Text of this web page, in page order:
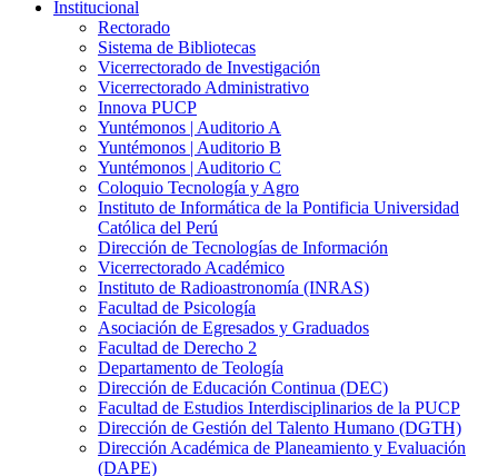
Institucional
Rectorado
Sistema de Bibliotecas
Vicerrectorado de Investigación
Vicerrectorado Administrativo
Innova PUCP
Yuntémonos | Auditorio A
Yuntémonos | Auditorio B
Yuntémonos | Auditorio C
Coloquio Tecnología y Agro
Instituto de Informática de la Pontificia Universidad
Católica del Perú
Dirección de Tecnologías de Información
Vicerrectorado Académico
Instituto de Radioastronomía (INRAS)
Facultad de Psicología
Asociación de Egresados y Graduados
Facultad de Derecho 2
Departamento de Teología
Dirección de Educación Continua (DEC)
Facultad de Estudios Interdisciplinarios de la PUCP
Dirección de Gestión del Talento Humano (DGTH)
Dirección Académica de Planeamiento y Evaluación
(DAPE)